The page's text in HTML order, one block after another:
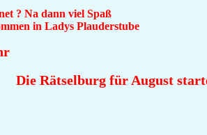
? Na dann viel Spaß
in Ladys Plauderstube
Die Rätselburg für August